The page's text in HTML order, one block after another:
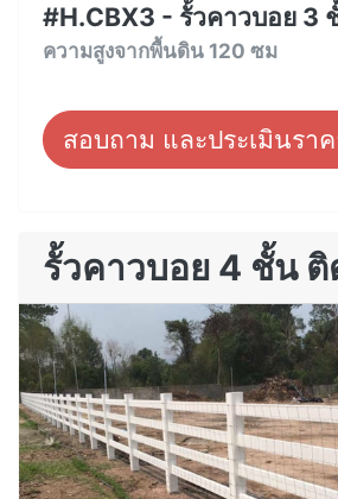
#H.CBX3 - รั้วคาวบอย 3
ความสูงจากพื้นดิน 120 ซม
สอบถาม และประเมินรา
รั้วคาวบอย 4 ชั้น